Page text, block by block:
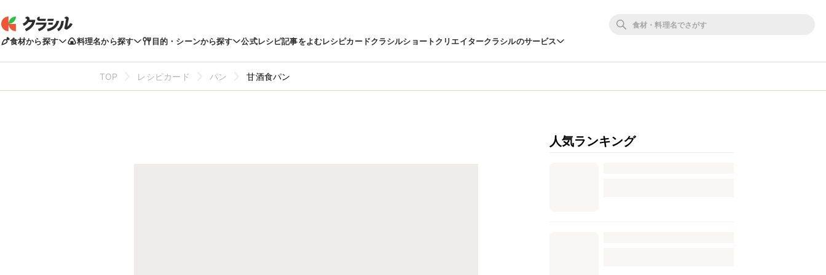
食材から探す 料理名から探す 目的・シーンから探す 公式レシピ記事をよむレシピカードクラシルショートクリエイタークラシルのサービス
TOP レシピカード パン 甘酒食パン
人気ランキング